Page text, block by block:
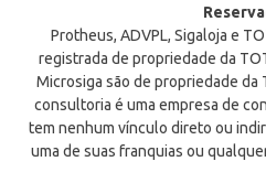
Protheus, ADVPL, Sigaloja e
registrada de propriedade da
Microsiga são de propriedade da
consultoria é uma empresa de
tem nenhum vínculo direto ou
uma de suas franquias ou